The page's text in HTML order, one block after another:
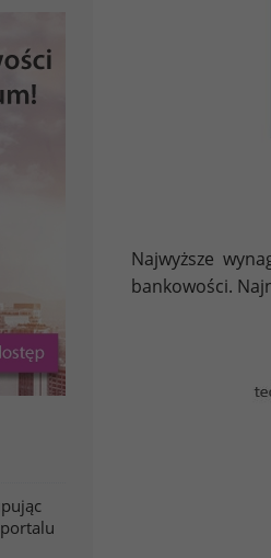
Najwyższe
bankowości.